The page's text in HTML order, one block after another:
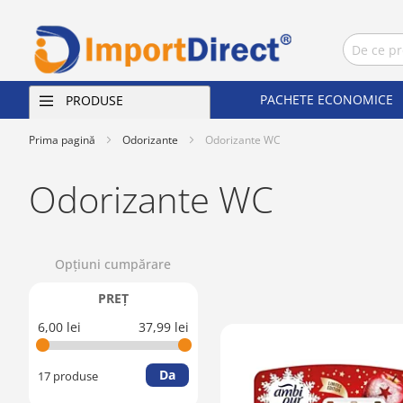
PRODUSE PACHETE ECONOMICE
Prima pagină Odorizante Odorizante WC
Odorizante WC
Opţiuni cumpărare
PREŢ
6,00 lei
37,99 lei
17 produse Da